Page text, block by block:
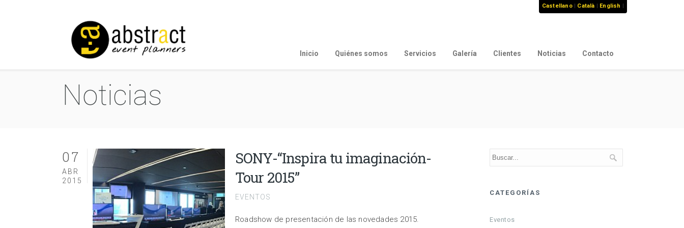
Castellano| Català | English |
Inicio Quiénes somos Servicios Galería Clientes Noticias Contacto
Noticias
07
ABR
2015
SONY-“Inspira tu imaginación-
Tour 2015”
EVENTOS
Roadshow de presentación de las novedades 2015.
CATEGORÍAS
Eventos